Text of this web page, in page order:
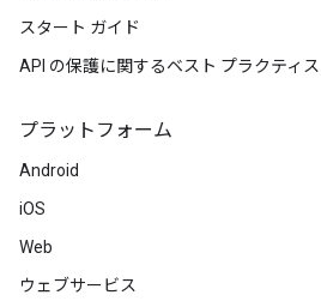
スタート ガイド
API の保護に関するベスト プラクティス
プラットフォーム
Android
iOS
Web
ウェブサービス